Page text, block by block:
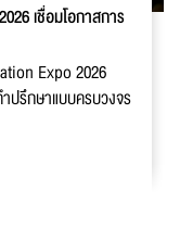
เชื่อมโอกาสการ
Expo 2026
ปรึกษาแบบครบวงจร